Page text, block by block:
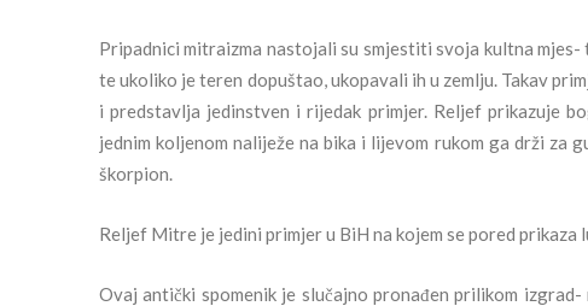
Pripadnici mitraizma nastojali su smjestiti svoja kultna
te ukoliko je teren dopuštao, ukopavali ih u zemlju. Takav
i predstavlja jedinstven i rijedak primjer. Reljef prikazuje
jednim koljenom naliježe na bika i lijevom rukom ga drži za
škorpion.
Reljef Mitre je jedini primjer u BiH na kojem se pored
Ovaj antički spomenik je slučajno pronađen prilikom